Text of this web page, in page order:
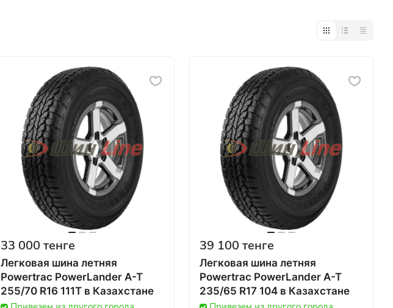
33 000 тенге
Легковая шина летняя
Powertrac PowerLander A-T
255/70 R16 111T в Казахстане
39 100 тенге
Легковая шина летняя
Powertrac PowerLander A-T
235/65 R17 104 в Казахстане